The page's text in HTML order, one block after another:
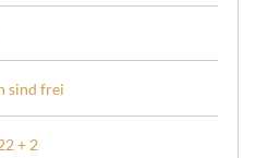
sind frei
+ 2